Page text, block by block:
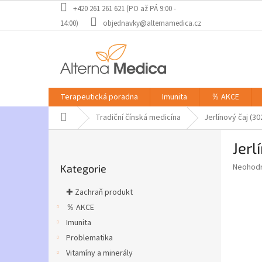
obsah
+420 261 261 621 (PO až PÁ 9:00 -
14:00)
objednavky@alternamedica.cz
Terapeutická poradna Imunita ％ AKCE
Domů Tradiční čínská medicína Jerlínový čaj
kategorie
Kategorie
✚ Zachraň produkt
％ AKCE
Imunita
Problematika
Vitamíny a minerály